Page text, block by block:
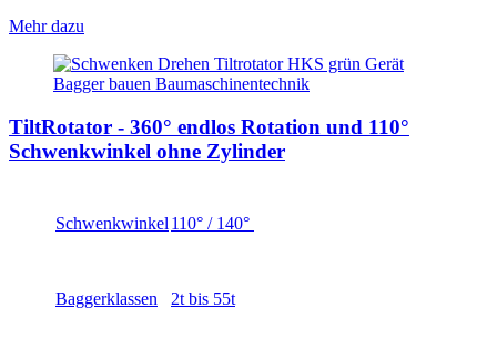
Mehr dazu
TiltRotator - 360° endlos Rotation und 110°
Schwenkwinkel ohne Zylinder
Schwenkwinkel 110° / 140°
Baggerklassen 2t bis 55t